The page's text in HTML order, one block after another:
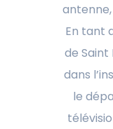
antenne,
En tant
de Saint
dans
le